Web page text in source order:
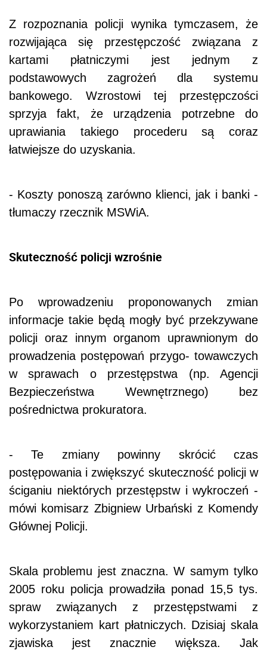
Z rozpoznania policji wynika tymczasem, że
rozwijająca się przestępczość związana z
kartami płatniczymi jest jednym z
podstawowych zagrożeń dla systemu
bankowego. Wzrostowi tej przestępczości
sprzyja fakt, że urządzenia potrzebne do
uprawiania takiego procederu są coraz
łatwiejsze do uzyskania.
- Koszty ponoszą zarówno klienci, jak i banki -
tłumaczy rzecznik MSWiA.
Skuteczność policji wzrośnie
Po wprowadzeniu proponowanych zmian
informacje takie będą mogły być przekzywane
policji oraz innym organom uprawnionym do
prowadzenia postępowań przygo- towawczych
w sprawach o przestępstwa (np. Agencji
Bezpieczeństwa Wewnętrznego) bez
pośrednictwa prokuratora.
- Te zmiany powinny skrócić czas
postępowania i zwiększyć skuteczność policji w
ściganiu niektórych przestępstw i wykroczeń -
mówi komisarz Zbigniew Urbański z Komendy
Głównej Policji.
Skala problemu jest znaczna. W samym tylko
2005 roku policja prowadziła ponad 15,5 tys.
spraw związanych z przestępstwami z
wykorzystaniem kart płatniczych. Dzisiaj skala
zjawiska jest znacznie większa. Jak